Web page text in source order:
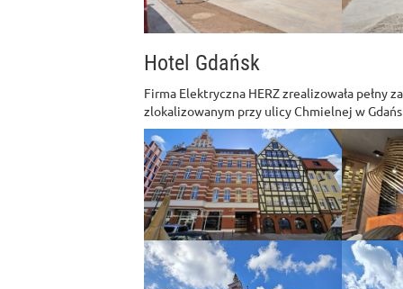
Hotel Gdańsk
Firma Elektryczna HERZ zrealizowała
zlokalizowanym przy ulicy Chmielnej w